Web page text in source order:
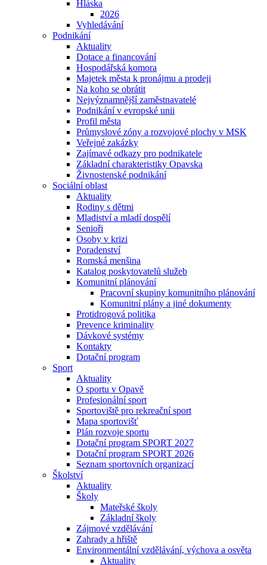
Hláska
2026
Vyhledávání
Podnikání
Aktuality
Dotace a financování
Hospodářská komora
Majetek města k pronájmu a prodeji
Na koho se obrátit
Nejvýznamnější zaměstnavatelé
Podnikání v evropské unii
Profil města
Průmyslové zóny a rozvojové plochy v MSK
Veřejné zakázky
Zajímavé odkazy pro podnikatele
Základní charakteristiky Opavska
Živnostenské podnikání
Sociální oblast
Aktuality
Rodiny s dětmi
Mladiství a mladí dospělí
Senioři
Osoby v krizi
Poradenství
Romská menšina
Katalog poskytovatelů služeb
Komunitní plánování
Pracovní skupiny komunitního plánování
Komunitní plány a jiné dokumenty
Protidrogová politika
Prevence kriminality
Dávkové systémy
Kontakty
Dotační program
Sport
Aktuality
O sportu v Opavě
Profesionální sport
Sportoviště pro rekreační sport
Mapa sportovišť
Plán rozvoje sportu
Dotační program SPORT 2027
Dotační program SPORT 2026
Seznam sportovních organizací
Školství
Aktuality
Školy
Mateřské školy
Základní školy
Zájmové vzdělávání
Zahrady a hřiště
Environmentální vzdělávání, výchova a osvěta
Aktuality